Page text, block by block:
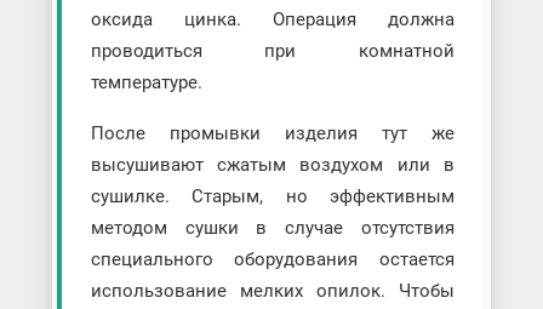
оксида цинка. Операция должна
проводиться при комнатной
температуре.
После промывки изделия тут же
высушивают сжатым воздухом или в
сушилке. Старым, но эффективным
методом сушки в случае отсутствия
специального оборудования остается
использование мелких опилок. Чтобы